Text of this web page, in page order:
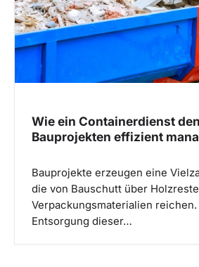
i
o
n
Wie ein Containerdienst
Bauprojekten effizient
Bauprojekte erzeugen eine
die von Bauschutt über
Verpackungsmaterialien
Entsorgung dieser…